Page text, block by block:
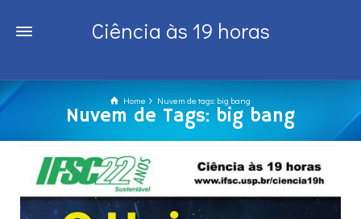
Ciência às 19 horas
Home Nuvem de tags: big bang
Nuvem de Tags: big bang